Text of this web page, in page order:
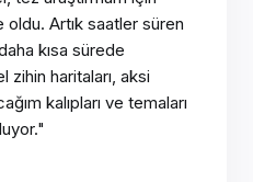
Artık saatler süren
kısa sürede
haritaları, aksi
kalıpları ve temaları